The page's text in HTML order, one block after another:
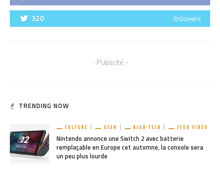
320 followers
- Publicité -
TRENDING NOW
CULTURE GEEK HIGH-TECH JEUX VIDÉO
Nintendo annonce une Switch 2 avec batterie
remplaçable en Europe cet automne, la console sera
un peu plus lourde